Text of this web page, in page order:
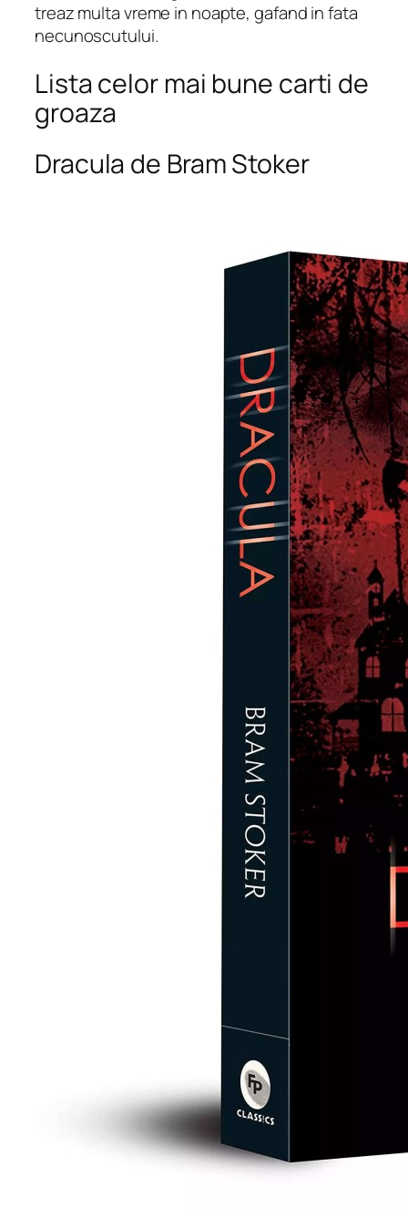
treaz multa vreme in noapte, gafand in fata
necunoscutului.
Lista celor mai bune carti de
groaza
Dracula de Bram Stoker